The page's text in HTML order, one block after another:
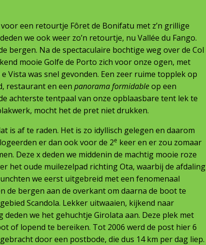
een retourtje Fôret de Bonifatu met z’n grillige
we ook weer zo’n retourtje, nu Vallée du Fango.
bergen. Na de spectaculaire bochtige weg over de Col
mooie Golfe de Porto zich voor onze ogen, met
Vista was snel gevonden. Een zeer ruime topplek op
restaurant en een panorama formidableop een
achterste tentpaal van onze opblaasbare tent lek te
mocht het de pret niet drukken.
is af te raden. Het is zo idyllisch gelegen en daarom
er dan ook voor de 2e keer en er zou zomaar
Deze x deden we middenin de machtig mooie roze
het oude muilezelpad richting Ota, waarbij de afdaling
we eerst uitgebreid met een fenomenaal
de bergen aan de overkant om daarna de boot te
Scandola. Lekker uitwaaien, kijkend naar
we het gehuchtje Girolata aan. Deze plek met
of lopend te bereiken. Tot 2006 werd de post hier 6
door een postbode, die dus 14 km per dag liep.